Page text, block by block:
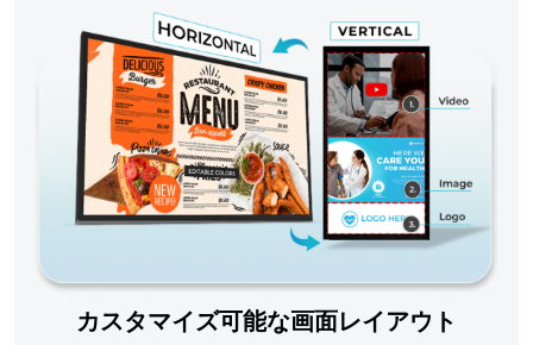
カスタマイズ可能な画面レイアウト